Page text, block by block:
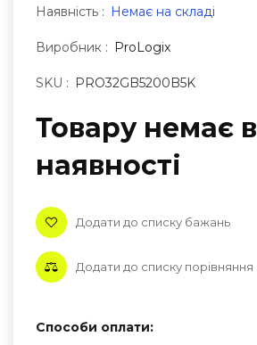
Наявність : Немає на складі
Виробник : ProLogix
SKU : PRO32GB5200B5K
Товару немає в
наявностi
Додати до списку бажань
Додати до списку порівняння
Способи оплати: